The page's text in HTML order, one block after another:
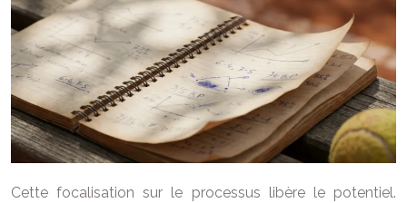
Cette focalisation sur le processus libère le potentiel.